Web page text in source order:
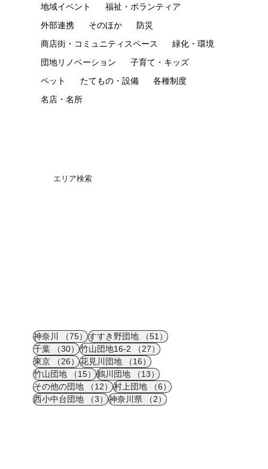
地域イベント
福祉・ボランティア
外部連携
そのほか
防災
商店街・コミュニティスペース
緑化・環境
団地リノベーション
子育て・キッズ
ペット
たてもの・設備
各種制度
名店・名所
エリア検索
神奈川 （75）75件の記事
すすき野団地 （51）51件の記事
千葉
（30）30件の記事
竹山団地16-2 （27）27件の記事
東京
（26）26件の記事
花見川団地 （16）16件の記事
竹山団地
（15）15件の記事
鶴川団地 （13）13件の記事
その他の団地
（12）12件の記事
村上団地 （6）6件の記事
西小中台団地
（3）3件の記事
神奈川県 （2）2件の記事